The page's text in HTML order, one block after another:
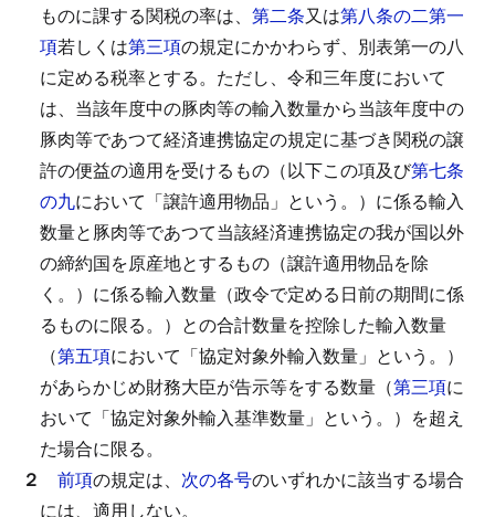
ものに課する関税の率は、 第二条又は第八条の二第一
項若しくは第三項の規定にかかわらず、別表第一の八
に定める税率とする。 ただし、令和三年度において
は、当該年度中の豚肉等の輸入数量から当該年度中の
豚肉等であつて経済連携協定の規定に基づき関税の譲
許の便益の適用を受けるもの（以下この項及び第七条
の九において「譲許適用物品」という。）に係る輸入
数量と豚肉等であつて当該経済連携協定の我が国以外
の締約国を原産地とするもの（譲許適用物品を除
く。）に係る輸入数量（政令で定める日前の期間に係
るものに限る。）との合計数量を控除した輸入数量
（第五項において「協定対象外輸入数量」という。）
があらかじめ財務大臣が告示等をする数量（第三項に
おいて「協定対象外輸入基準数量」という。）を超え
た場合に限る。
２
前項の規定は、 次の各号のいずれかに該当する場合
には、適用しない。